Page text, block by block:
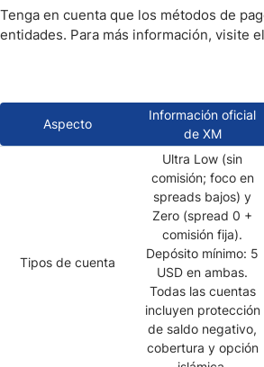
Tenga en cuenta que los métodos de
entidades. Para más información, visite
Aspecto
Información oficial
de XM
Tipos de cuenta
Ultra Low (sin
comisión; foco en
spreads bajos) y
Zero (spread 0 +
comisión fija).
Depósito mínimo: 5
USD en ambas.
Todas las cuentas
incluyen protección
de saldo negativo,
cobertura y opción